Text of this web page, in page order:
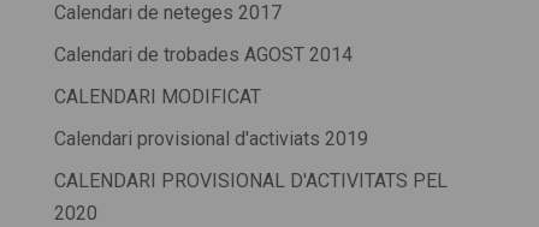
Calendari de neteges 2017
Calendari de trobades AGOST 2014
CALENDARI MODIFICAT
Calendari provisional d'activiats 2019
CALENDARI PROVISIONAL D'ACTIVITATS PEL
2020